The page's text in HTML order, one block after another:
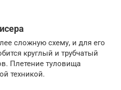
сложную схему, и для его
круглый и трубчатый
Плетение туловища
техникой.